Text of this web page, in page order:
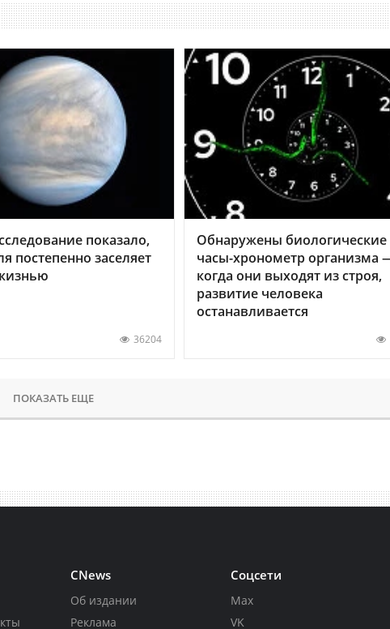
показало,
постепенно заселяет
36204
Обнаружены биологические
часы-хронометр организма
когда они выходят из строя,
развитие человека
останавливается
ПОКАЗАТЬ ЕЩЕ
CNews
Об издании
Реклама
Соцсети
Max
VK